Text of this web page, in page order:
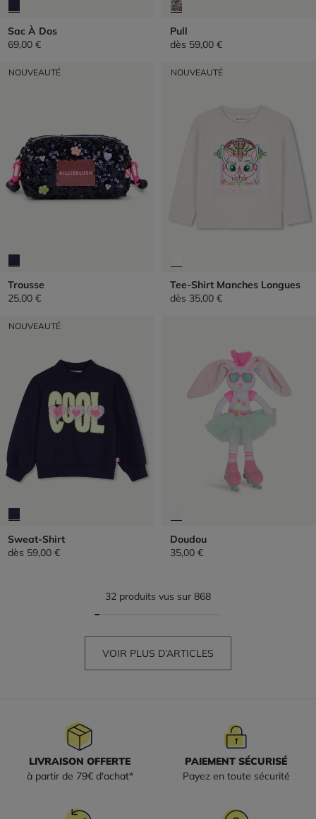
Sac À Dos
69,00 €
Pull
dès 59,00 €
NOUVEAUTÉ
Trousse
25,00 €
NOUVEAUTÉ
Tee-Shirt Manches Longues
dès 35,00 €
NOUVEAUTÉ
Sweat-Shirt
dès 59,00 €
Doudou
35,00 €
32 produits vus sur 868
VOIR PLUS D’ARTICLES
LIVRAISON OFFERTE
à partir de 79€ d'achat*
PAIEMENT SÉCURISÉ
Payez en toute sécurité